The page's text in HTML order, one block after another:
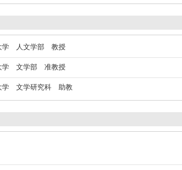
学 人文学部 教授
学 文学部 准教授
学 文学研究科 助教